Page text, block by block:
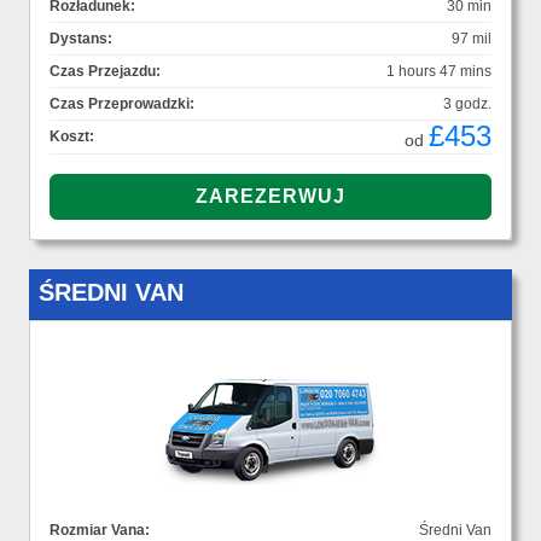
Rozładunek:
30 min
Dystans:
97 mil
Czas Przejazdu:
1 hours 47 mins
Czas Przeprowadzki:
3 godz.
Koszt:
od £453
ŚREDNI VAN
Rozmiar Vana:
Średni Van